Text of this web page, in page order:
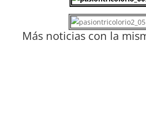
Más noticias con la